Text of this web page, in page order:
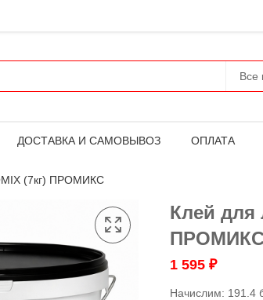
Все
ДОСТАВКА И САМОВЫВОЗ ОПЛАТА
(7кг) ПРОМИКС
Клей для
1 595 ₽
Начислим: 191.4